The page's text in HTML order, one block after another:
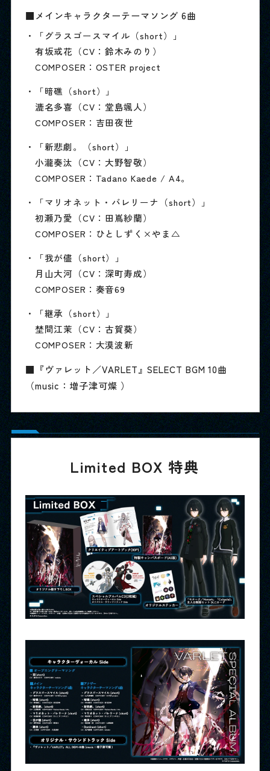
■メインキャラクターテーマソング 6曲
・「グラスゴースマイル（short）」
有坂或花（CV：鈴木みのり）
COMPOSER：OSTER project
・「暗礁（short）」
漉名多喜（CV：堂島颯人）
COMPOSER：吉田夜世
・「新悲劇。（short）」
小瀧奏汰（CV：大野智敬）
COMPOSER：Tadano Kaede / A4。
・「マリオネット・バレリーナ（short）」
初瀬乃愛（CV：田嶌紗蘭）
COMPOSER：ひとしずく×やま△
・「我が儘（short）」
月山大河（CV：深町寿成）
COMPOSER：奏音69
・「継承（short）」
埜間江茉（CV：古賀葵）
COMPOSER：大漠波新
■『ヴァレット／VARLET』SELECT BGM 10曲
（music：増子津可燦 ）
Limited BOX 特典